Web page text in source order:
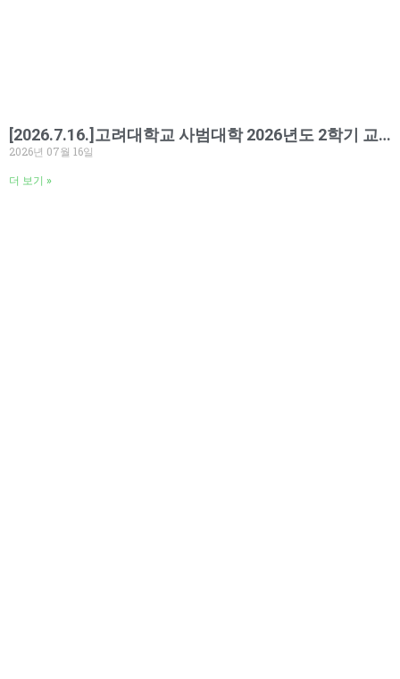
[2026.7.16.]고려대학교 사범대학 2026년도 2학기 교육봉사 오리엔테이션 실시
2026년 07월 16일
더 보기 »